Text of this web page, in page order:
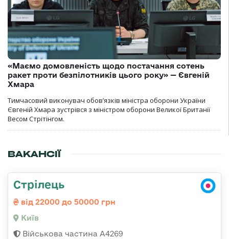
«Маємо домовленість щодо постачання сотень
ракет проти безпілотників цього року» — Євгеній
Хмара
Тимчасовий виконувач обов’язків міністра оборони України
Євгеній Хмара зустрівся з міністром оборони Великої Британії
Весом Стрітінгом.
ВАКАНСІЇ
Стрілець
від 22000 до 50000 грн
Київ
Військова частина А4269